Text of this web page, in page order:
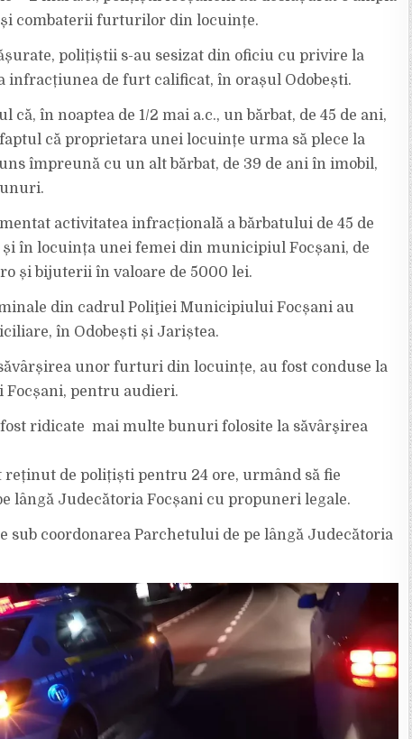
combaterii furturilor din locuințe.
polițiștii s-au sesizat din oficiu cu privire la
infracțiunea de furt calificat, în orașul Odobești.
în noaptea de 1/2 mai a.c., un bărbat, de 45 de ani,
că proprietara unei locuințe urma să plece la
împreună cu un alt bărbat, de 39 de ani în imobil,
activitatea infracțională a bărbatului de 45 de
în locuința unei femei din municipiul Focșani, de
și bijuterii în valoare de 5000 lei.
din cadrul Poliţiei Municipiului Focșani au
în Odobești și Jariștea.
unor furturi din locuințe, au fost conduse la
pentru audieri.
ridicate mai multe bunuri folosite la săvârşirea
reținut de polițiști pentru 24 ore, urmând să fie
lângă Judecătoria Focșani cu propuneri legale.
sub coordonarea Parchetului de pe lângă Judecătoria